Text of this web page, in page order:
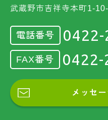
武蔵野市吉祥寺本町1-
電話番号
FAX番号 0422-
メッセ